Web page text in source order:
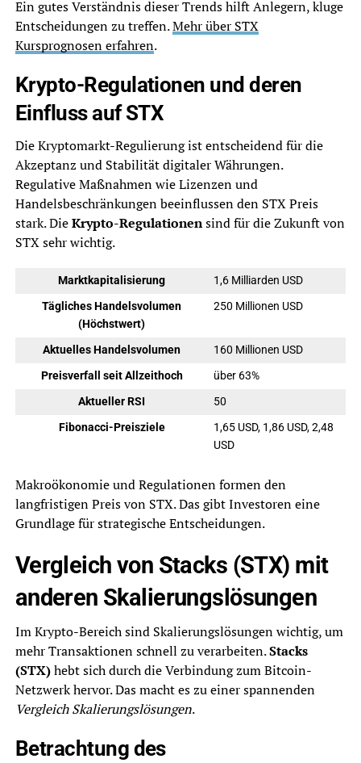
Ein gutes Verständnis dieser Trends hilft Anlegern, kluge
Entscheidungen zu treffen.Mehr über STX
Kursprognosen erfahren.
Krypto-Regulationen und deren
Einfluss auf STX
Die Kryptomarkt-Regulierung ist entscheidend für die
Akzeptanz und Stabilität digitaler Währungen.
Regulative Maßnahmen wie Lizenzen und
Handelsbeschränkungen beeinflussen den STX Preis
stark. DieKrypto-Regulationensind für die Zukunft von
STX sehr wichtig.
Marktkapitalisierung
1,6 Milliarden USD
Tägliches Handelsvolumen
(Höchstwert)
250 Millionen USD
Aktuelles Handelsvolumen
160 Millionen USD
Preisverfall seit Allzeithoch
über 63%
Aktueller RSI
50
Fibonacci-Preisziele
1,65 USD, 1,86 USD, 2,48
USD
Makroökonomie und Regulationen formen den
langfristigen Preis von STX. Das gibt Investoren eine
Grundlage für strategische Entscheidungen.
Vergleich von Stacks (STX) mit
anderen Skalierungslösungen
Im Krypto-Bereich sind Skalierungslösungen wichtig, um
mehr Transaktionen schnell zu verarbeiten.Stacks
(STX)hebt sich durch die Verbindung zum Bitcoin-
Netzwerk hervor. Das macht es zu einer spannenden
Vergleich Skalierungslösungen.
Betrachtung des